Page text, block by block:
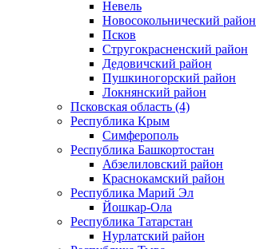
Невель
Новосокольнический район
Псков
Стругокрасненский район
Дедовичский район
Пушкиногорский район
Локнянский район
Псковская область (4)
Республика Крым
Симферополь
Республика Башкортостан
Абзелиловский район
Краснокамский район
Республика Марий Эл
Йошкар-Ола
Республика Татарстан
Нурлатский район